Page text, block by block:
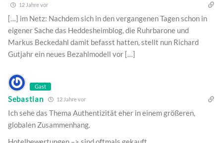
12 Jahre vor
[…] im Netz: Nachdem sich in den vergangenen Tagen schon in
eigener Sache das Heddesheimblog, die Ruhrbarone und
Markus Beckedahl damit befasst hatten, stellt nun Richard
Gutjahr ein neues Bezahlmodell vor […]
Gast
Sebastian 12 Jahre vor
Ich sehe das Thema Authentizität eher in einem größeren,
globalen Zusammenhang.